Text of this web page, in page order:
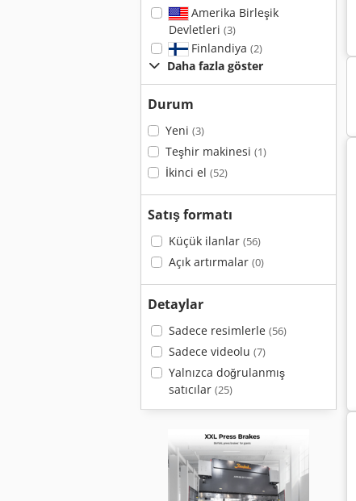
Amerika Birleşik
Devletleri (3)
Finlandiya (2)
Daha fazla göster
Durum
Yeni (3)
Teşhir makinesi (1)
İkinci el (52)
Satış formatı
Küçük ilanlar (56)
Açık artırmalar (0)
Detaylar
Sadece resimlerle (56)
Sadece videolu (7)
Yalnızca doğrulanmış
satıcılar (25)
Aygıt Besleme